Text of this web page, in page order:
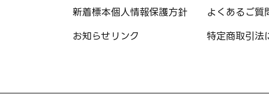
新着標本
お知らせ
個人情報保護方針
リンク
よくあるご質
特定商取引法